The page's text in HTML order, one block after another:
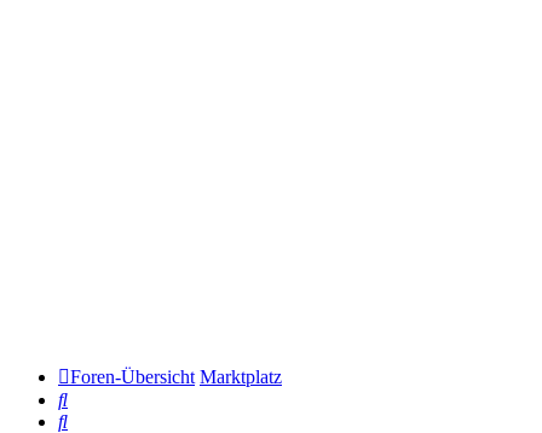
Foren-Übersicht Marktplatz
Suche
Suche